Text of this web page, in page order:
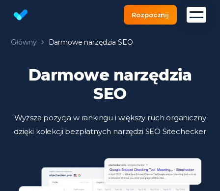
Darmowy SEO Checker na stronie | SEO audit
Rozpocznij
Główny Darmowe narzędzia SEO
Darmowe narzędzia
SEO
Wyższa pozycja w rankingu i większy ruch organiczny
dzięki kolekcji bezpłatnych narzędzi SEO Sitechecker